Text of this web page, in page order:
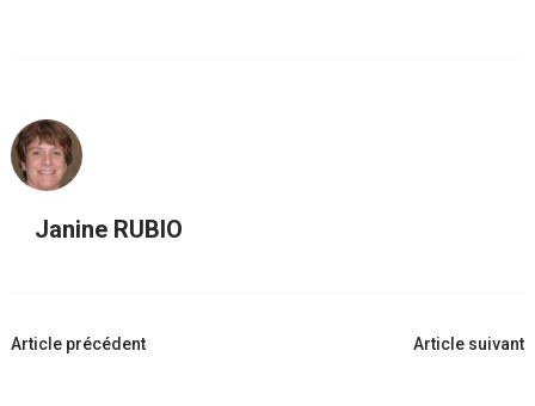
Janine RUBIO
Navigation
Article précédent Article suivant